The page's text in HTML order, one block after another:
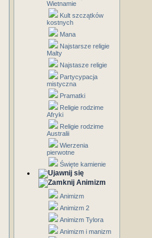
Wietnamie
Kult szczątków
kostnych
Mana
Najstarsze religie
Malty
Najstasze religie
Partycypacja
mistyczna
Pramatki
Religie rodzime
Afryki
Religie rodzime
Australii
Wierzenia
pierwotne
Święte kamienie
Animizm
Animizm
Animizm 2
Animizm Tylora
Animizm i manizm